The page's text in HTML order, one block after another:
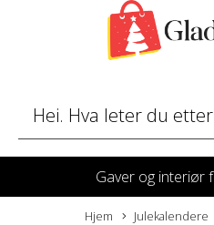
Gaver og interiør
Hjem Julekalendere